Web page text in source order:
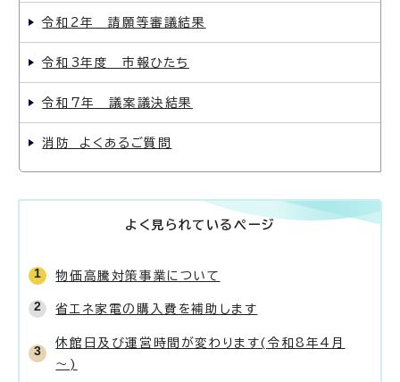
令和2年 請願等審議結果
令和3年度 市報ひたち
令和7年 議案議決結果
消防 よくあるご質問
よく見られているページ
物価高騰対策事業について
省エネ家電の購入費を補助します
休館日及び運営時間が変わります(令和8年4月
～)